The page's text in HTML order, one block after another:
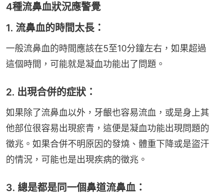
4種流鼻血狀況應警覺
1. 流鼻血的時間太長：
一般流鼻血的時間應該在5至10分鐘左右，如果超過
這個時間，可能就是凝血功能出了問題。
2. 出現合併的症狀：
如果除了流鼻血以外，牙齦也容易流血，或是身上其
他部位很容易出現瘀青，這便是凝血功能出現問題的
徵兆。如果合併不明原因的發燒、體重下降或是盜汗
的情況，可能也是出現疾病的徵兆。
3. 總是都是同一個鼻道流鼻血：